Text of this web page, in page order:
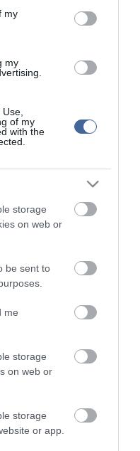
my
my
of my
with the
storage
on web or
be sent to
me
storage
on web or
storage
or app.
a ma.hu
foglalkozik, a
és jó hírnevének tiszteletben
hírei:
a rekordalacsony vízállás
rejtőző roncsok
utaznak a komlói
vissza az államhoz
erdész, hogy
emeltek ki a
Lounge Eventtel kötött